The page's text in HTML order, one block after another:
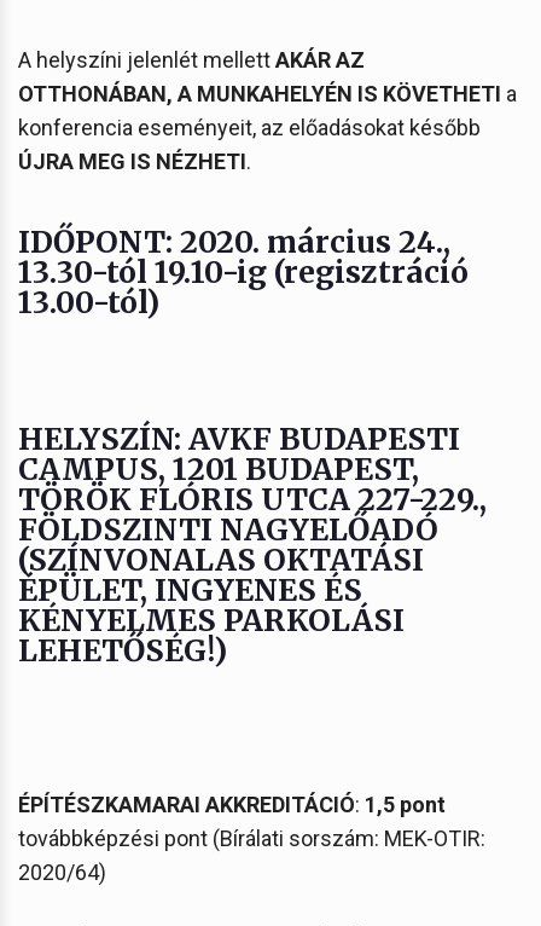
A helyszíni jelenlét mellettAKÁR AZ
OTTHONÁBAN, A MUNKAHELYÉN IS KÖVETHETI a
konferencia eseményeit, az előadásokat később
ÚJRA MEG IS NÉZHETI.
IDŐPONT: 2020. március 24.,
13.30-tól 19.10-ig (regisztráció
13.00-tól)
HELYSZÍN: AVKF BUDAPESTI
CAMPUS, 1201 BUDAPEST,
TÖRÖK FLÓRIS UTCA 227-229.,
FÖLDSZINTI NAGYELŐADÓ
(SZÍNVONALAS OKTATÁSI
ÉPÜLET, INGYENES ÉS
KÉNYELMES PARKOLÁSI
LEHETŐSÉG!)
ÉPÍTÉSZKAMARAI AKKREDITÁCIÓ: 1,5 pont
továbbképzési pont (Bírálati sorszám: MEK-OTIR:
2020/64)